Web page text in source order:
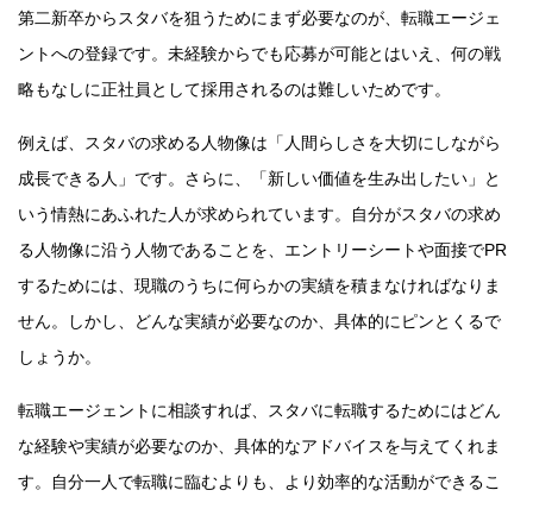
第二新卒からスタバを狙うためにまず必要なのが、転職エージェ
ントへの登録です。未経験からでも応募が可能とはいえ、何の戦
略もなしに正社員として採用されるのは難しいためです。
例えば、スタバの求める人物像は「人間らしさを大切にしながら
成長できる人」です。さらに、「新しい価値を生み出したい」と
いう情熱にあふれた人が求められています。自分がスタバの求め
る人物像に沿う人物であることを、エントリーシートや面接でPR
するためには、現職のうちに何らかの実績を積まなければなりま
せん。しかし、どんな実績が必要なのか、具体的にピンとくるで
しょうか。
転職エージェントに相談すれば、スタバに転職するためにはどん
な経験や実績が必要なのか、具体的なアドバイスを与えてくれま
す。自分一人で転職に臨むよりも、より効率的な活動ができるこ